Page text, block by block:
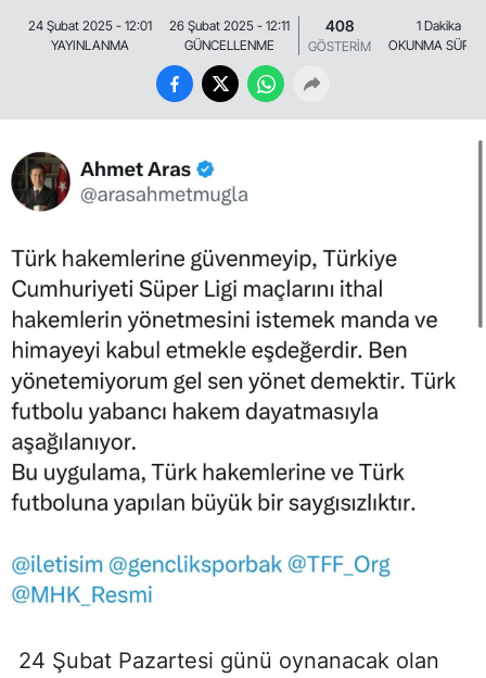
24 Şubat 2025 - 12:01
YAYINLANMA
26 Şubat 2025 - 12:11
GÜNCELLENME
408
GÖSTERİM
1 Dakika
OKUNMA
24 Şubat Pazartesi günü oynanacak olan